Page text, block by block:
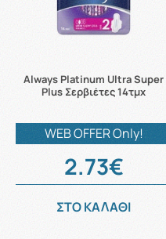
Always Platinum Ultra Super
Plus Σερβιέτες 14τμχ
WEB OFFER Only!
2.73€
ΣΤΟ ΚΑΛΑΘΙ